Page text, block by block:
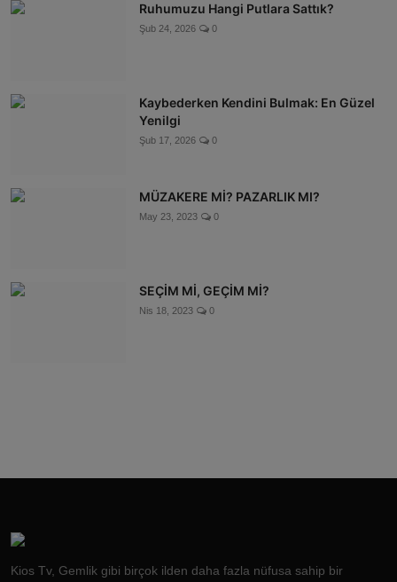
Ruhumuzu Hangi Putlara Sattık?
Şub 24, 2026 0
Kaybederken Kendini Bulmak: En Güzel
Yenilgi
Şub 17, 2026 0
MÜZAKERE Mİ? PAZARLIK MI?
May 23, 2023 0
SEÇİM Mİ, GEÇİM Mİ?
Nis 18, 2023 0
Kios Tv, Gemlik gibi birçok ilden daha fazla nüfusa sahip bir